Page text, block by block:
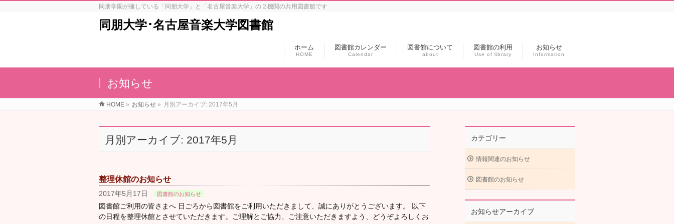
同朋学園が擁している「同朋大学」と「名古屋音楽大学」の２機関の共用図書館です
同朋大学･名古屋音楽大学図書館
ホーム
HOME
図書館カレンダー
Calendar
図書館について
about
図書館の利用
Use of library
お知らせ
Information
お知らせ
HOME » お知らせ » 月別アーカイブ: 2017年5月
月別アーカイブ: 2017年5月
整理休館のお知らせ
2017年5月17日 図書館のお知らせ
図書館ご利用の皆さまへ 日ごろから図書館をご利用いただきまして、誠にありがとうございます。 以下
の日程を整理休館とさせていただきます。ご理解とご協力、ご注意いただきますよう、どうぞよろしくお
カテゴリー
情報関連のお知らせ
図書館のお知らせ
お知らせアーカイブ